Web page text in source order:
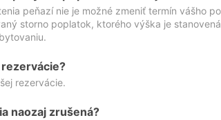
peňazí nie je možné zmeniť termín vášho
storno poplatok, ktorého výška je
rezervácie.
naozaj zrušená?